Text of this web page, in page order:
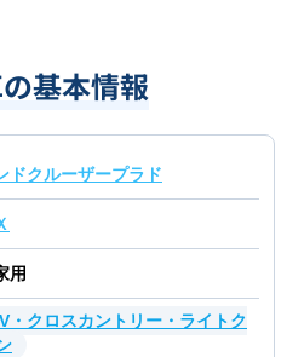
基本情報
ドクルーザープラド
用
・クロスカントリー・ライトク